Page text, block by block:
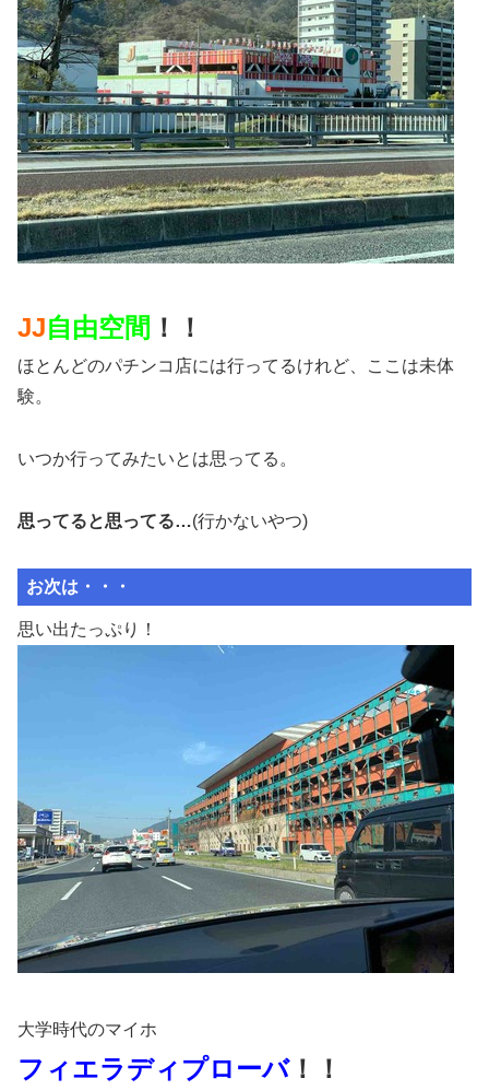
JJ自由空間 ！！
ほとんどのパチンコ店には行ってるけれど、ここは未体
験。
いつか行ってみたいとは思ってる。
思ってると思ってる…(行かないやつ)
お次は・・・
思い出たっぷり！
大学時代のマイホ
フィエラディプローバ！！